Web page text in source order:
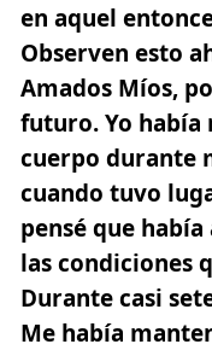
en aquel
Observen esto
Amados Míos,
futuro. Yo había
cuerpo durante
cuando tuvo
pensé que
las condiciones
Durante casi
Me había